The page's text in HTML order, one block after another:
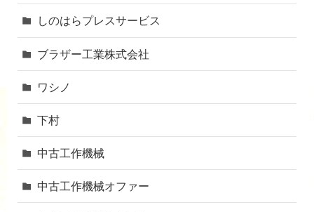
しのはらプレスサービス
ブラザー工業株式会社
ワシノ
下村
中古工作機械
中古工作機械オファー